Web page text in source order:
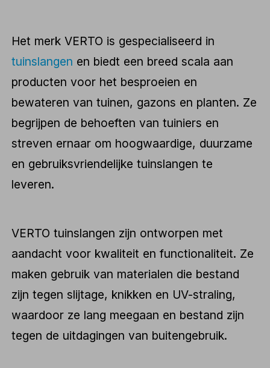
Het merk VERTO is gespecialiseerd in
tuinslangen en biedt een breed scala aan
producten voor het besproeien en
bewateren van tuinen, gazons en planten. Ze
begrijpen de behoeften van tuiniers en
streven ernaar om hoogwaardige, duurzame
en gebruiksvriendelijke tuinslangen te
leveren.
VERTO tuinslangen zijn ontworpen met
aandacht voor kwaliteit en functionaliteit. Ze
maken gebruik van materialen die bestand
zijn tegen slijtage, knikken en UV-straling,
waardoor ze lang meegaan en bestand zijn
tegen de uitdagingen van buitengebruik.